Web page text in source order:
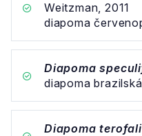
Weitzman, 2011
diapoma
Diapoma
diapoma brazilská
Diapoma terofali